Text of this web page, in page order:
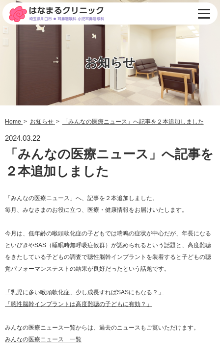
お知らせ
Home お知らせ 「みんなの医療ニュース」へ記事を２本追加しました
2024.03.22
「みんなの医療ニュース」へ記事を
２本追加しました
「みんなの医療ニュース」へ、記事を２本追加しました。
毎月、みなさまのお役に立つ、医療・健康情報をお届けいたします。
今月は、低年齢の喉頭軟化症の子どもでは喘鳴の症状が中心だが、年長になる
といびきやSAS（睡眠時無呼吸症候群）が認められるという話題と、高度難聴
をきたしている子どもの調査で聴性脳幹インプラントを装着すると子どもの聴
覚パフォーマンステストの結果が良好だったという話題です。
「乳児に多い喉頭軟化症、少し成長すればSASにもなる？」
「聴性脳幹インプラントは高度難聴の子どもに有効？」
みんなの医療ニュース一覧からは、過去のニュースもご覧いただけます。
みんなの医療ニュース 一覧